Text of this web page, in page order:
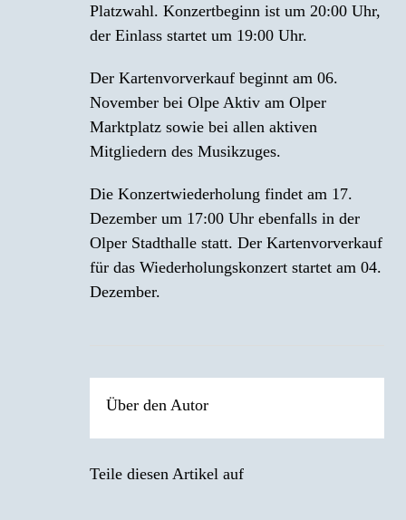
Platzwahl. Konzertbeginn ist um 20:00 Uhr,
der Einlass startet um 19:00 Uhr.
Der Kartenvorverkauf beginnt am 06.
November bei Olpe Aktiv am Olper
Marktplatz sowie bei allen aktiven
Mitgliedern des Musikzuges.
Die Konzertwiederholung findet am 17.
Dezember um 17:00 Uhr ebenfalls in der
Olper Stadthalle statt. Der Kartenvorverkauf
für das Wiederholungskonzert startet am 04.
Dezember.
Über den Autor
Teile diesen Artikel auf